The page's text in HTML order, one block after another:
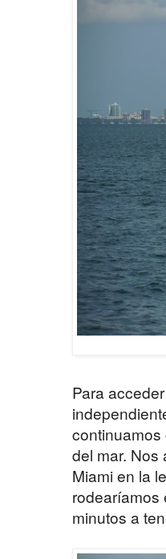
Para
del mar. Nos
Miami en la
rodearíamos
minutos a